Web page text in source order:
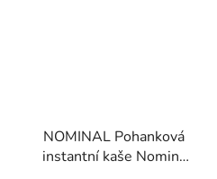
NOMINAL Pohanková
instantní kaše Nomina